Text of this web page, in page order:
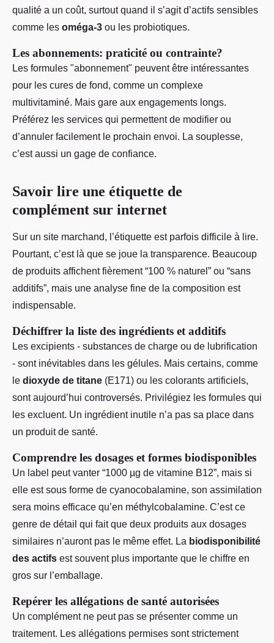
qualité a un coût, surtout quand il s’agit d’actifs sensibles
comme les oméga-3 ou les probiotiques.
Les abonnements: praticité ou contrainte?
Les formules "abonnement" peuvent être intéressantes
pour les cures de fond, comme un complexe
multivitaminé. Mais gare aux engagements longs.
Préférez les services qui permettent de modifier ou
d’annuler facilement le prochain envoi. La souplesse,
c’est aussi un gage de confiance.
Savoir lire une étiquette de
complément sur internet
Sur un site marchand, l’étiquette est parfois difficile à lire.
Pourtant, c’est là que se joue la transparence. Beaucoup
de produits affichent fièrement “100 % naturel” ou “sans
additifs”, mais une analyse fine de la composition est
indispensable.
Déchiffrer la liste des ingrédients et additifs
Les excipients - substances de charge ou de lubrification
- sont inévitables dans les gélules. Mais certains, comme
le dioxyde de titane (E171) ou les colorants artificiels,
sont aujourd’hui controversés. Privilégiez les formules qui
les excluent. Un ingrédient inutile n’a pas sa place dans
un produit de santé.
Comprendre les dosages et formes biodisponibles
Un label peut vanter “1000 µg de vitamine B12”, mais si
elle est sous forme de cyanocobalamine, son assimilation
sera moins efficace qu’en méthylcobalamine. C’est ce
genre de détail qui fait que deux produits aux dosages
similaires n’auront pas le même effet. La biodisponibilité
des actifs est souvent plus importante que le chiffre en
gros sur l’emballage.
Repérer les allégations de santé autorisées
Un complément ne peut pas se présenter comme un
traitement. Les allégations permises sont strictement